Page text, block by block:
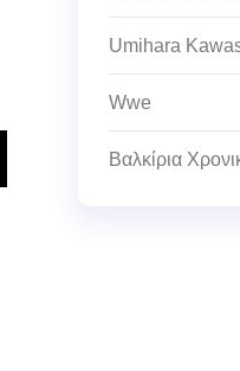
Umihara
Wwe
Βαλκίρια